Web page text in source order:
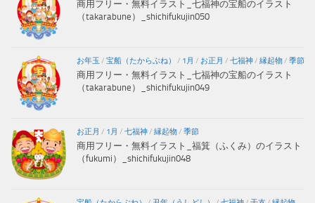
商用フリー・無料イラスト_七福神の宝船のイラスト
（takarabune）_shichifukujin050
お年玉 / 宝船（たからぶね） / 1月 / お正月 / 七福神/ 縁起物/ 季節
商用フリー・無料イラスト_七福神の宝船のイラスト
（takarabune）_shichifukujin049
お正月 / 1月 / 七福神/ 縁起物/ 季節
商用フリー・無料イラスト_福箕（ふくみ）のイラスト
（fukumi）_shichifukujin048